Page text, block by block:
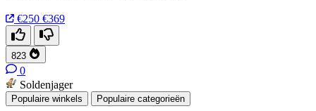
€250 €369
823
0
Soldenjager
Populaire winkels Populaire categorieën